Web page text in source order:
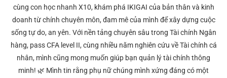
cùng con học nhanh X10, khám phá IKIGAI của bản thân và kinh
doanh từ chính chuyên môn, đam mê của mình để xây dựng cuộc
sống tự do, an yên. Với nền tảng chuyên sâu trong Tài chính Ngân
hàng, pass CFA level II, cùng nhiều năm nghiên cứu về Tài chính cá
nhân, mình cũng mong muốn giúp bạn quản lý tài chính thông
minh! 🌿 Mình tin rằng phụ nữ chúng mình xứng đáng có một